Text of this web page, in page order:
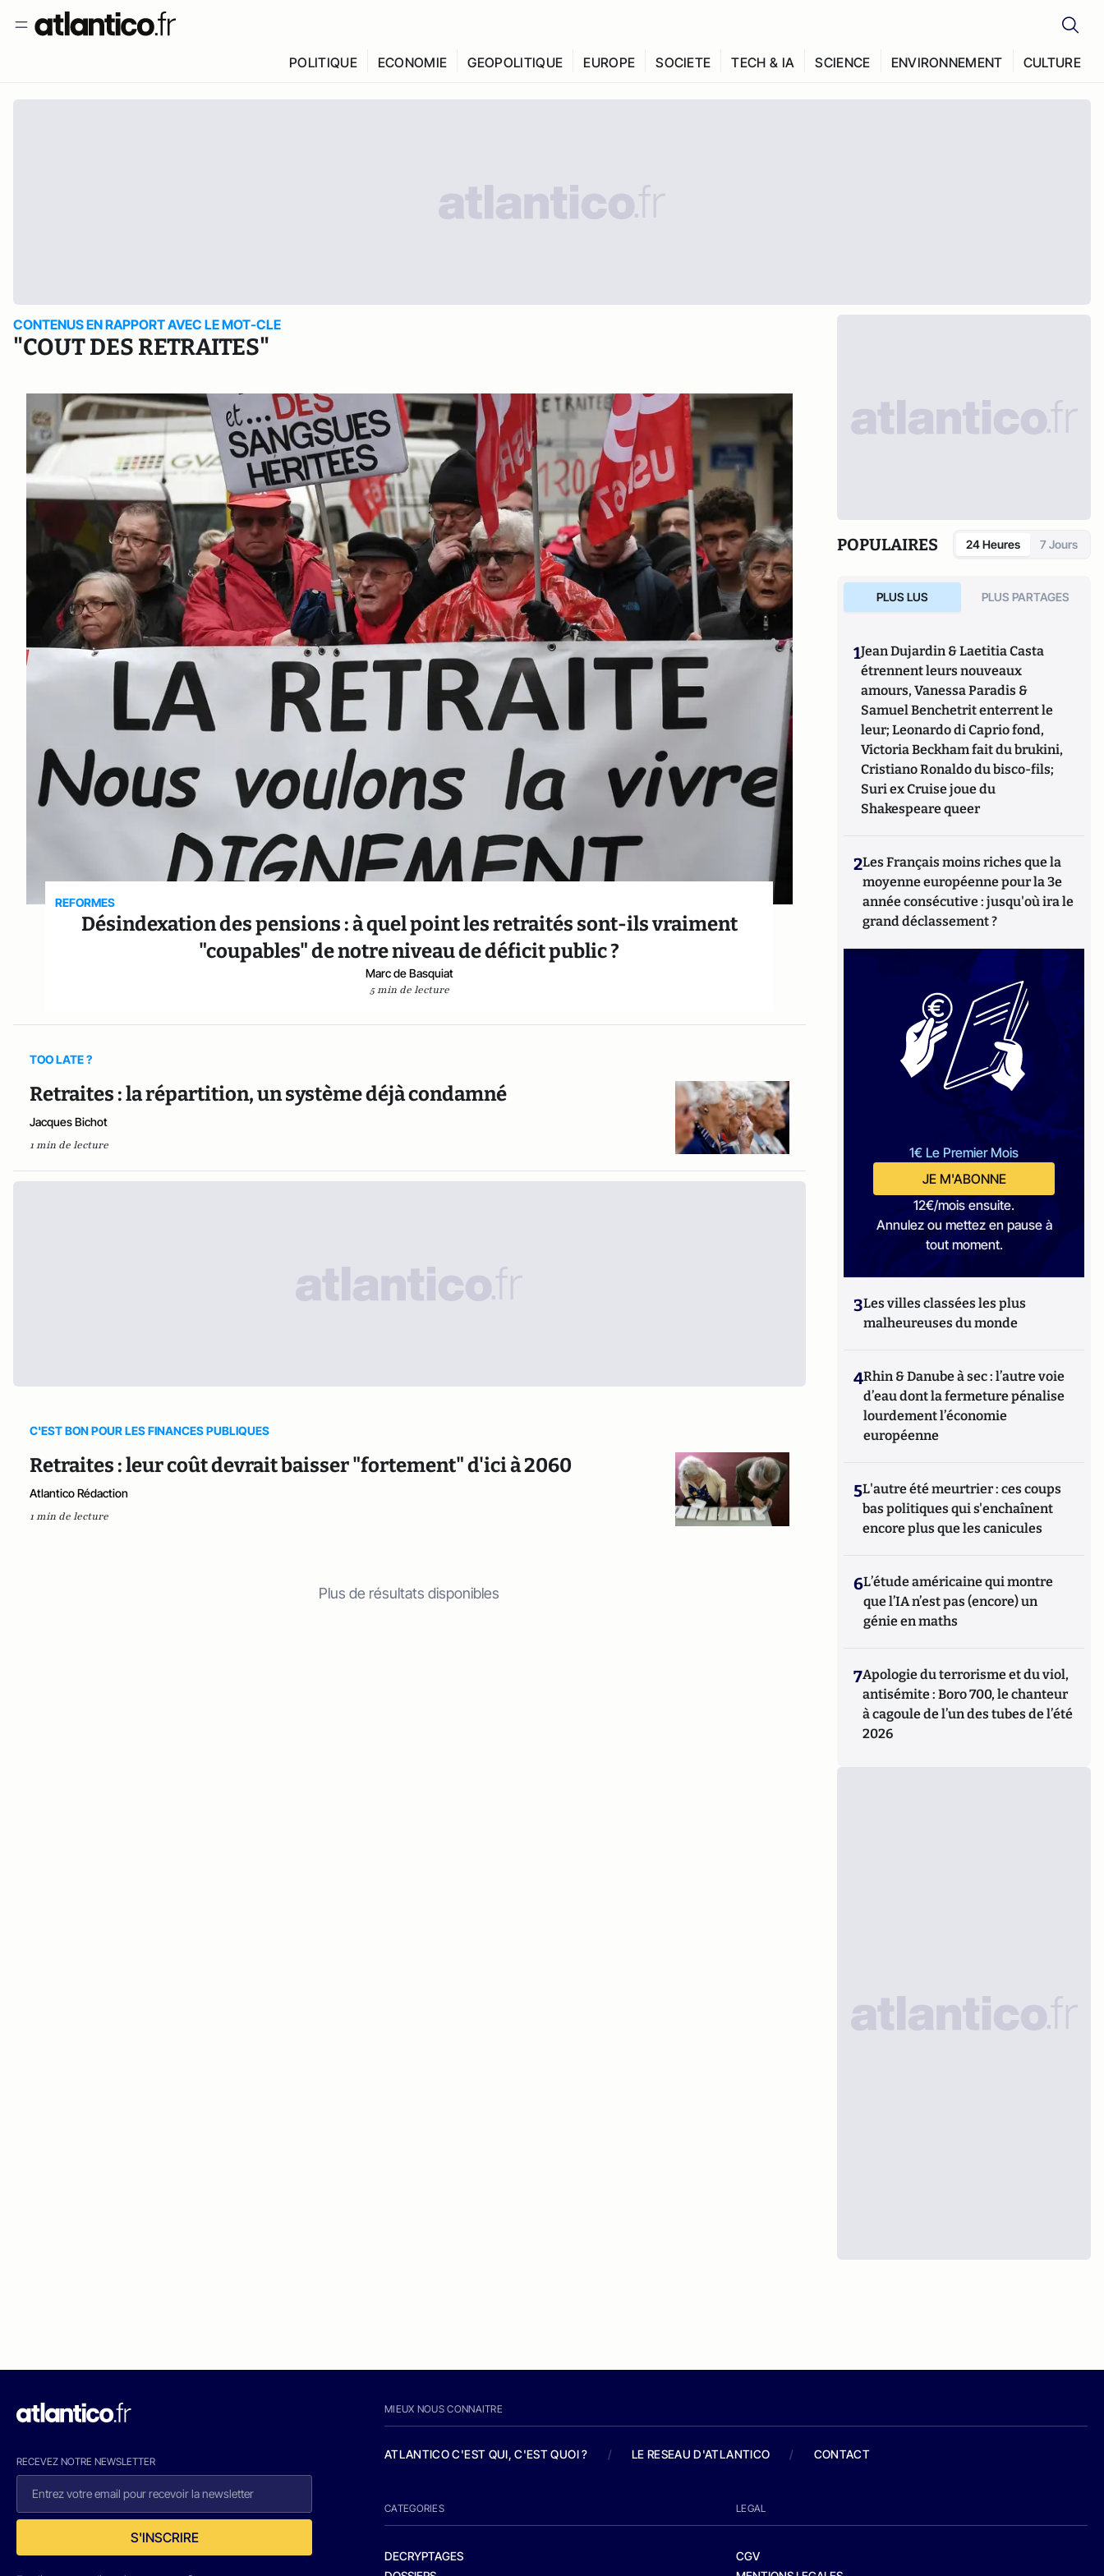
POLITIQUE ECONOMIE GEOPOLITIQUE EUROPE SOCIETE TECH & IA SCIENCE ENVIRONNEMENT CULTURE
CONTENUS EN RAPPORT AVEC LE MOT-CLE
"COUT DES RETRAITES"
REFORMES
Désindexation des pensions : à quel point les retraités sont-ils vraiment
"coupables" de notre niveau de déficit public ?
Marc de Basquiat
5 min de lecture
TOO LATE ?
Retraites : la répartition, un système déjà condamné
Jacques Bichot
1 min de lecture
C'EST BON POUR LES FINANCES PUBLIQUES
Retraites : leur coût devrait baisser "fortement" d'ici à 2060
Atlantico Rédaction
1 min de lecture
Plus de résultats disponibles
POPULAIRES 24 Heures 7 Jours
PLUS LUS PLUS PARTAGES
1Jean Dujardin & Laetitia Casta
étrennent leurs nouveaux
amours, Vanessa Paradis &
Samuel Benchetrit enterrent le
leur; Leonardo di Caprio fond,
Victoria Beckham fait du brukini,
Cristiano Ronaldo du bisco-fils;
Suri ex Cruise joue du
Shakespeare queer
2Les Français moins riches que la
moyenne européenne pour la 3e
année consécutive : jusqu'où ira le
grand déclassement ?
1€ Le Premier Mois
JE M'ABONNE
12€/mois ensuite.
Annulez ou mettez en pause à
tout moment.
3Les villes classées les plus
malheureuses du monde
4Rhin & Danube à sec : l’autre voie
d’eau dont la fermeture pénalise
lourdement l’économie
européenne
5L'autre été meurtrier : ces coups
bas politiques qui s'enchaînent
encore plus que les canicules
6L’étude américaine qui montre
que l’IA n’est pas (encore) un
génie en maths
7Apologie du terrorisme et du viol,
antisémite : Boro 700, le chanteur
à cagoule de l’un des tubes de l’été
2026
RECEVEZ NOTRE NEWSLETTER
S'INSCRIRE
MIEUX NOUS CONNAITRE
ATLANTICO C'EST QUI, C'EST QUOI ? / LE RESEAU D'ATLANTICO / CONTACT
CATEGORIES
DECRYPTAGES
LEGAL
CGV